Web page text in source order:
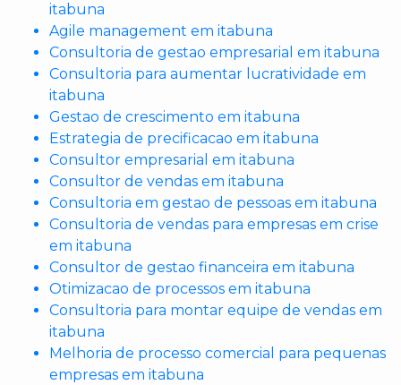
itabuna
Agile management em itabuna
Consultoria de gestao empresarial em itabuna
Consultoria para aumentar lucratividade em
itabuna
Gestao de crescimento em itabuna
Estrategia de precificacao em itabuna
Consultor empresarial em itabuna
Consultor de vendas em itabuna
Consultoria em gestao de pessoas em itabuna
Consultoria de vendas para empresas em crise
em itabuna
Consultor de gestao financeira em itabuna
Otimizacao de processos em itabuna
Consultoria para montar equipe de vendas em
itabuna
Melhoria de processo comercial para pequenas
empresas em itabuna